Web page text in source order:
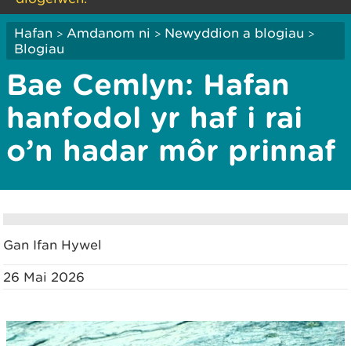
Hafan > Amdanom ni > Newyddion a blogiau >
Blogiau
Bae Cemlyn: Hafan
hanfodol yr haf i rai
o’n hadar môr prinnaf
Gan Ifan Hywel
26 Mai 2026